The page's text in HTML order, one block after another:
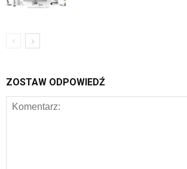
ZOSTAW ODPOWIEDŹ